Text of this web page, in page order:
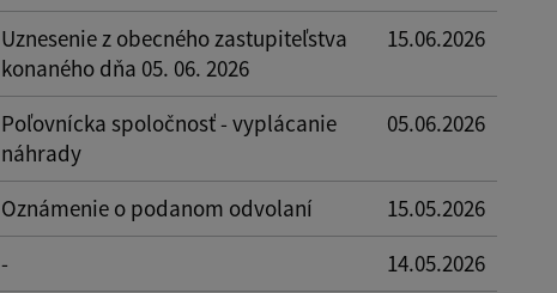
Uznesenie z obecného zastupiteľstva
konaného dňa 05. 06. 2026
15.06.2026
Poľovnícka spoločnosť - vyplácanie
náhrady
05.06.2026
Oznámenie o podanom odvolaní
15.05.2026
-
14.05.2026